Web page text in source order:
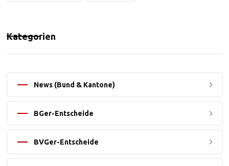
Kategorien
News (Bund & Kantone)
BGer-Entscheide
BVGer-Entscheide